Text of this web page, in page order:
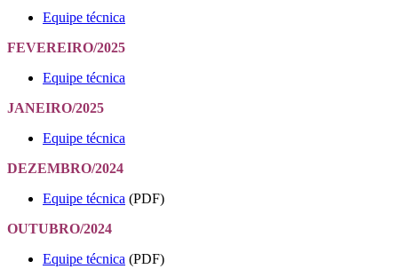
Equipe técnica
FEVEREIRO/2025
Equipe técnica
JANEIRO/2025
Equipe técnica
DEZEMBRO/2024
Equipe técnica (PDF)
OUTUBRO/2024
Equipe técnica (PDF)